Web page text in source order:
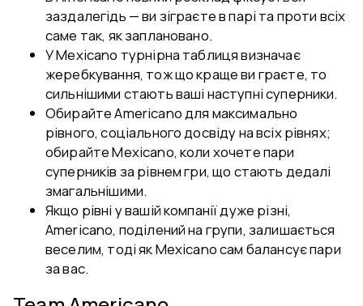
заздалегідь — ви зіграєте в парі та проти всіх
саме так, як заплановано.
У Mexicano турнірна таблиця визначає
жеребкування, тож що краще ви граєте, то
сильнішими стають ваші наступні суперники.
Обирайте Americano для максимально
рівного, соціального досвіду на всіх рівнях;
обирайте Mexicano, коли хочете пари
суперників за рівнем гри, що стають дедалі
змагальнішими.
Якщо рівні у вашій компанії дуже різні,
Americano, поділений на групи, залишається
веселим, тоді як Mexicano сам балансує пари
за вас.